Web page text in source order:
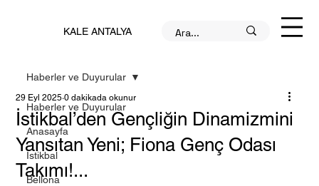
KALE ANTALYA
Haberler ve Duyurular
Anasayfa
İstikbal
Bellona
Haberler ve Duyurular
İstikbal’den Gençliğin Dinamizmini
Yansıtan Yeni; Fiona Genç Odası
Takımı!...
29 Eyl 2025 0 dakikada okunur